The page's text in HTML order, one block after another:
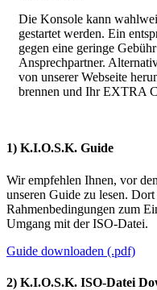
Die Konsole kann
gestartet werden. Ein
gegen eine geringe
Ansprechpartner.
von unserer Webseite
brennen und Ihr EXTRA
1) K.I.O.S.K. Guide
Wir empfehlen Ihnen, vor
unseren Guide zu lesen.
Rahmenbedingungen zum
Umgang mit der ISO-Datei.
Guide downloaden (.pdf)
2) K.I.O.S.K. ISO-Datei